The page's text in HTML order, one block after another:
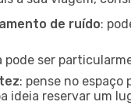
de ruído:
pode ser
: pense no espaço
ideia reservar um